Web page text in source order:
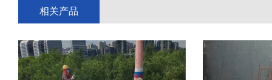
相关产品